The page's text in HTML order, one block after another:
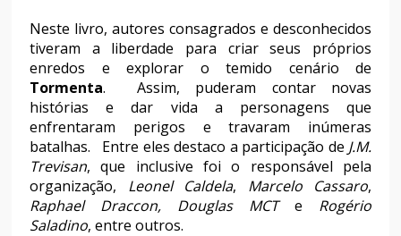
Neste livro, autores consagrados e desconhecidos
tiveram a liberdade para criar seus próprios
enredos e explorar o temido cenário de
Tormenta. Assim, puderam contar novas
histórias e dar vida a personagens que
enfrentaram perigos e travaram inúmeras
batalhas. Entre eles destaco a participação de J.M.
Trevisan, que inclusive foi o responsável pela
organização, Leonel Caldela, Marcelo Cassaro,
Raphael Draccon,
Douglas MCTe Rogério
Saladino, entre outros.